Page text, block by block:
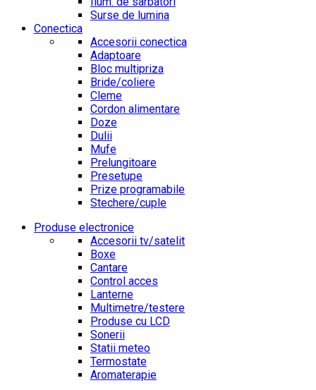
Surse de lumina
Conectica
Accesorii conectica
Adaptoare
Bloc multipriza
Bride/coliere
Cleme
Cordon alimentare
Doze
Dulii
Mufe
Prelungitoare
Presetupe
Prize programabile
Stechere/cuple
Produse electronice
Accesorii tv/satelit
Boxe
Cantare
Control acces
Lanterne
Multimetre/testere
Produse cu LCD
Sonerii
Statii meteo
Termostate
Aromaterapie